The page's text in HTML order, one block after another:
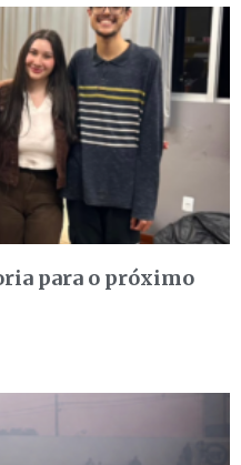
para o próximo